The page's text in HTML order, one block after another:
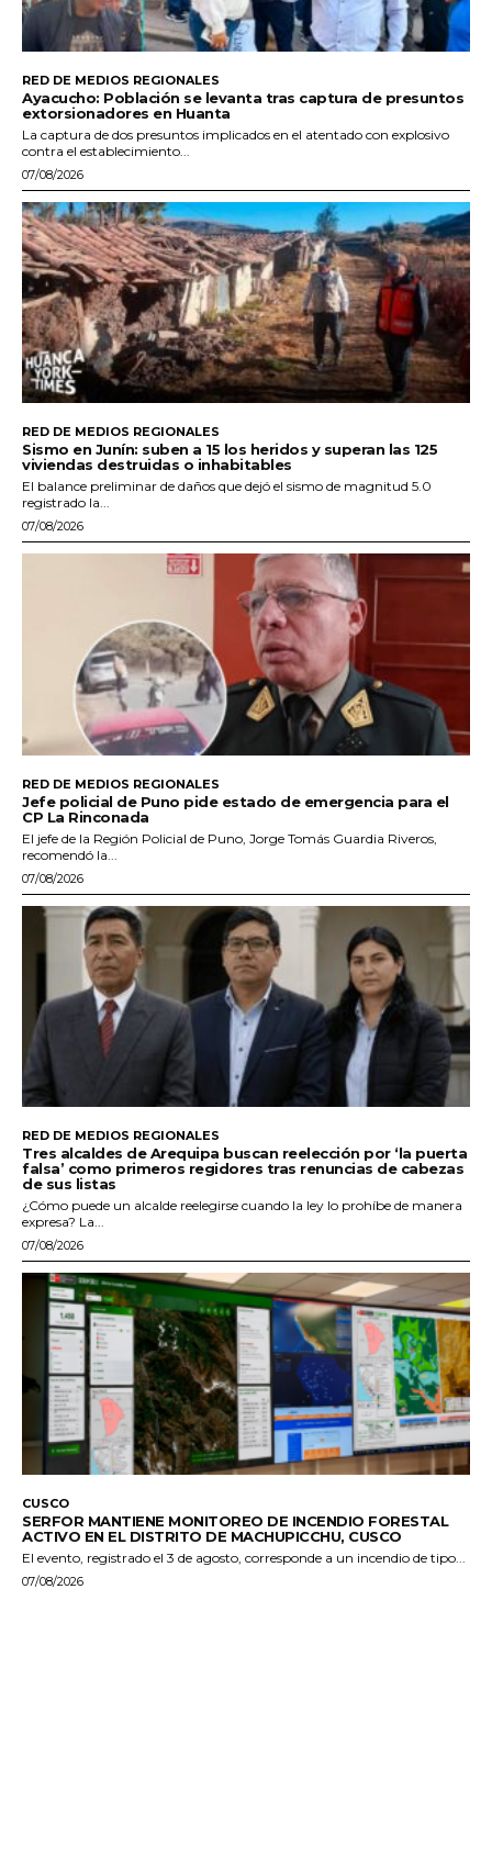
RED DE MEDIOS REGIONALES
Ayacucho: Población se levanta tras captura de presuntos
extorsionadores en Huanta
La captura de dos presuntos implicados en el atentado con explosivo
contra el establecimiento...
07/08/2026
RED DE MEDIOS REGIONALES
Sismo en Junín: suben a 15 los heridos y superan las 125
viviendas destruidas o inhabitables
El balance preliminar de daños que dejó el sismo de magnitud 5.0
registrado la...
07/08/2026
RED DE MEDIOS REGIONALES
Jefe policial de Puno pide estado de emergencia para el
CP La Rinconada
El jefe de la Región Policial de Puno, Jorge Tomás Guardia Riveros,
recomendó la...
07/08/2026
RED DE MEDIOS REGIONALES
Tres alcaldes de Arequipa buscan reelección por ‘la puerta
falsa’ como primeros regidores tras renuncias de cabezas
de sus listas
¿Cómo puede un alcalde reelegirse cuando la ley lo prohíbe de manera
expresa? La...
07/08/2026
CUSCO
SERFOR MANTIENE MONITOREO DE INCENDIO FORESTAL
ACTIVO EN EL DISTRITO DE MACHUPICCHU, CUSCO
El evento, registrado el 3 de agosto, corresponde a un incendio de tipo...
07/08/2026